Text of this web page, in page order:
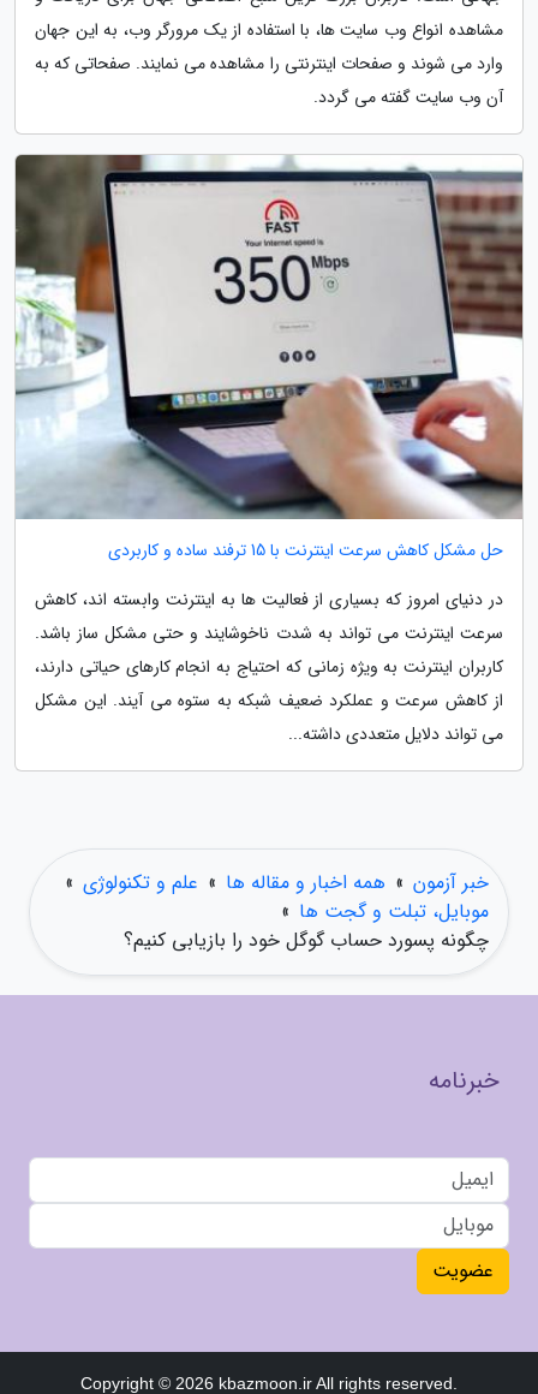
مشاهده انواع وب سایت ها، با استفاده از یک مرورگر وب، به این جهان
وارد می شوند و صفحات اینترنتی را مشاهده می نمایند. صفحاتی که به
آن وب سایت گفته می گردد.
حل مشکل کاهش سرعت اینترنت با 15 ترفند ساده و کاربردی
در دنیای امروز که بسیاری از فعالیت ها به اینترنت وابسته اند، کاهش
سرعت اینترنت می تواند به شدت ناخوشایند و حتی مشکل ساز باشد.
کاربران اینترنت به ویژه زمانی که احتیاج به انجام کارهای حیاتی دارند،
از کاهش سرعت و عملکرد ضعیف شبکه به ستوه می آیند. این مشکل
می تواند دلایل متعددی داشته...
خبر آزمون » همه اخبار و مقاله ها » علم و تکنولوژی »
موبایل، تبلت و گجت ها »
چگونه پسورد حساب گوگل خود را بازیابی کنیم؟
خبرنامه
عضویت
Copyright © 2026 kbazmoon.ir All rights reserved.